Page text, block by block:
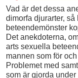
Vad är det dessa
dimorfa djurarter,
beteendemönster
Det anekdoterna,
arts sexuella
mannen som för
Problemet med
som är gjorda